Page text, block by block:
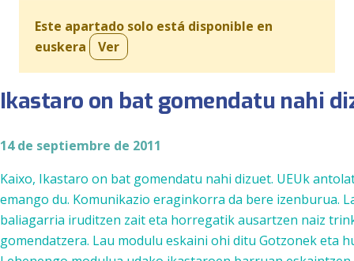
Este apartado solo está disponible en
euskera
Ver
Ikastaro on bat gomendatu nahi
14 de septiembre de 2011
Kaixo, Ikastaro on bat gomendatu nahi dizuet. UEUk
emango du. Komunikazio eraginkorra da bere izenburua.
baliagarria iruditzen zait eta horregatik ausartzen naiz
gomendatzera. Lau modulu eskaini ohi ditu Gotzonek eta